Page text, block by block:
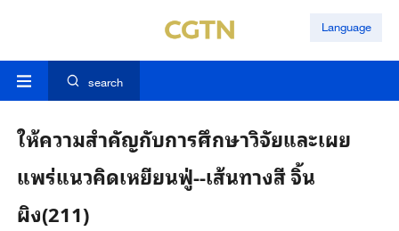
Language
search
ให้ความสำคัญกับการศึกษาวิจัยและเผย
แพร่แนวคิดเหยียนฟู่--เส้นทางสี จิ้น
ผิง(211)